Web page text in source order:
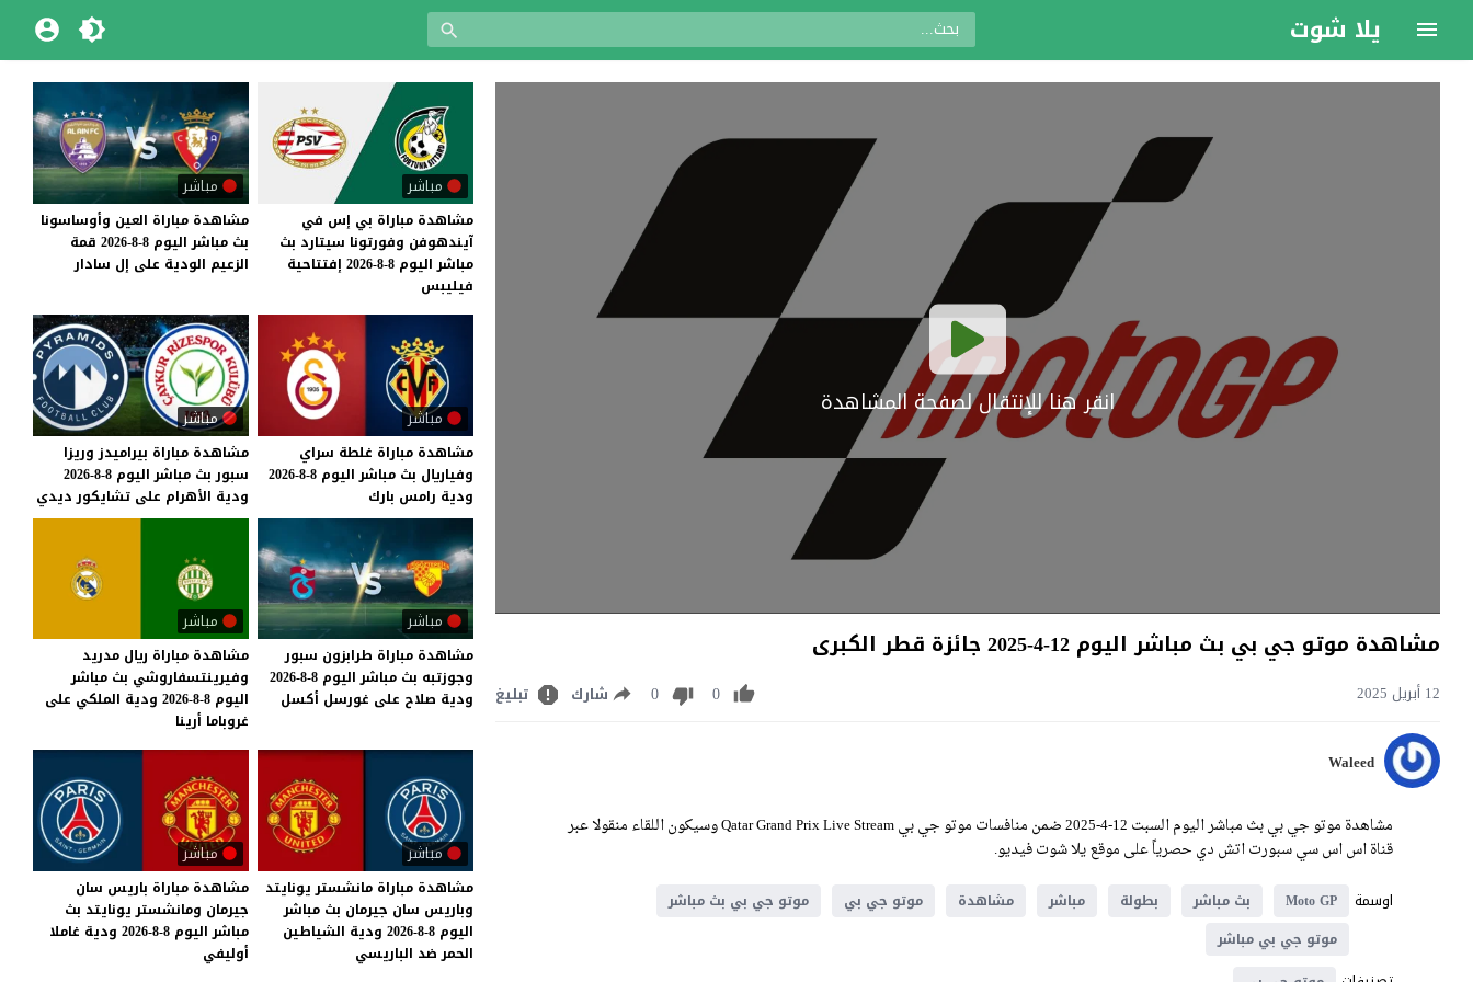
يلا شوت
انقر هنا للإنتقال لصفحة المشاهدة
مشاهدة موتو جي بي بث مباشر اليوم 12-4-2025 جائزة قطر الكبرى
12 أبريل 2025 0
0 شارك تبليغ
Waleed
مشاهدة موتو جي بي بث مباشر اليوم السبت 12-4-2025 ضمن منافسات موتو جي بي Qatar Grand Prix Live Stream وسيكون اللقاء منقولا عبر
قناة اس اس سي سبورت اتش دي حصرياً على موقع يلا شوت فيديو.
اوسمة
Moto GP بث مباشر بطولة مباشر مشاهدة موتو جي بي
موتو جي بي بث مباشر
موتو جي بي مباشر
مباشر
مشاهدة مباراة بي إس في
آيندهوفن وفورتونا سيتارد بث
مباشر اليوم 8-8-2026 إفتتاحية
فيليبس
مباشر
مشاهدة مباراة العين وأوساسونا
بث مباشر اليوم 8-8-2026
قمة
الزعيم الودية على إل سادار
مباشر
مشاهدة مباراة غلطة سراي
وفياريال بث مباشر اليوم 8-8-2026
ودية رامس بارك
مباشر
مشاهدة مباراة بيراميدز وريزا
سبور بث مباشر اليوم 8-8-2026
ودية الأهرام على تشايكور ديدي
مباشر
مشاهدة مباراة طرابزون سبور
وجوزتبه بث مباشر اليوم 8-8-2026
ودية صلاح على غورسل أكسل
مباشر
مشاهدة مباراة ريال مدريد
وفيرينتسفاروشي بث مباشر
اليوم 8-8-2026 ودية الملكي على
غروباما أرينا
مباشر
مشاهدة مباراة مانشستر يونايتد
وباريس سان جيرمان بث مباشر
اليوم 8-8-2026 ودية الشياطين
الحمر ضد الباريسي
مباشر
مشاهدة مباراة باريس سان
جيرمان ومانشستر يونايتد بث
مباشر اليوم 8-8-2026 ودية غاملا
أوليفي